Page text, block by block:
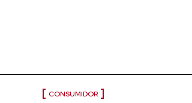
CONSUMIDOR